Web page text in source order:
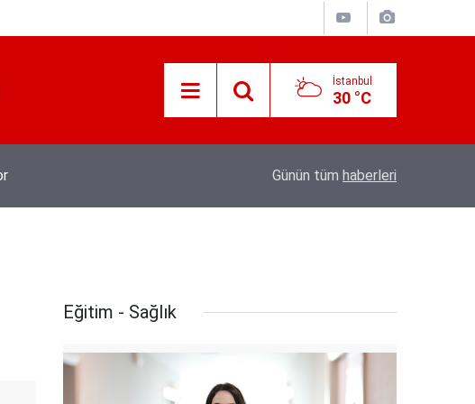
İstanbul
30 °C
Türkiye, Suudi Arabistan ve Pakistan
Günün tüm haberleri
Eğitim - Sağlık